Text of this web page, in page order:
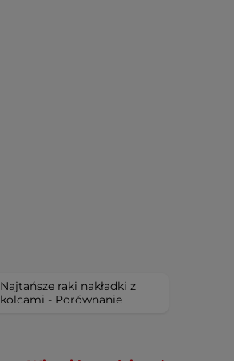
Najtańsze raki nakładki z
kolcami - Porównanie